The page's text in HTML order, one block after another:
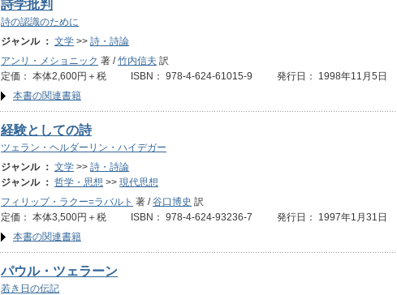
詩学批判
詩の認識のために
ジャンル ： 文学 >> 詩・詩論
アンリ・メショニック 著 /竹内信夫 訳
定価： 本体2,600円＋税 ISBN： 978-4-624-61015-9 発行日： 1998年11月5日
本書の関連書籍
経験としての詩
ツェラン・ヘルダーリン・ハイデガー
ジャンル ： 文学 >> 詩・詩論
ジャンル ： 哲学・思想 >> 現代思想
フィリップ・ラクー=ラバルト 著 /谷口博史 訳
定価： 本体3,500円＋税 ISBN： 978-4-624-93236-7 発行日： 1997年1月31日
本書の関連書籍
パウル・ツェラーン
若き日の伝記